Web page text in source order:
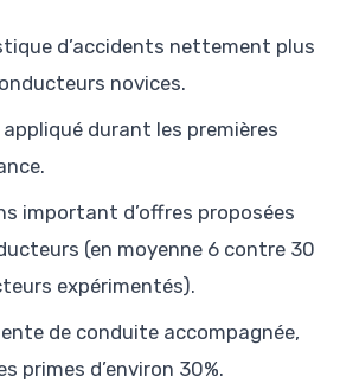
d’accidents nettement plus
novices.
durant les premières
important d’offres proposées
(en moyenne 6 contre 30
expérimentés).
de conduite accompagnée,
primes d’environ 30%.